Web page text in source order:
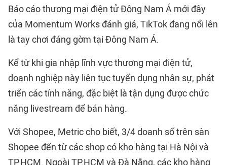
Báo cáo thương mại điện tử Đông Nam Á mới đây
của Momentum Works đánh giá, TikTok đang nổi lên
là tay chơi đáng gờm tại Đông Nam Á.
Kể từ khi gia nhập lĩnh vực thương mại điện tử,
doanh nghiệp này liên tục tuyển dụng nhân sự, phát
triển các tính năng, đặc biệt là tận dụng được chức
năng livestream để bán hàng.
Với Shopee, Metric cho biết, 3/4 doanh số trên sàn
Shopee đến từ các shop có kho hàng tại Hà Nội và
TP.HCM. Ngoài TP.HCM và Đà Nẵng, các kho hàng